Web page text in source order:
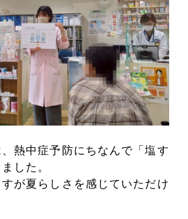
熱中症予防にちなんで「塩す
した。
が夏らしさを感じていただけ